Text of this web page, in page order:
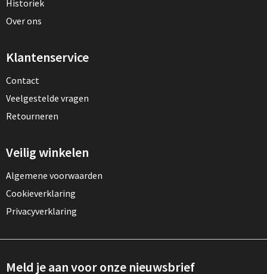
Historiek
Over ons
Klantenservice
Contact
Veelgestelde vragen
Retourneren
Veilig winkelen
Algemene voorwaarden
Cookieverklaring
Privacyverklaring
Meld je aan voor onze nieuwsbrief